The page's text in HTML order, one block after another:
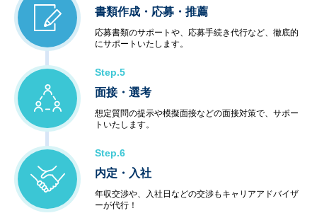
書類作成・応募・推薦
応募書類のサポートや、応募手続き代行など、徹底的
にサポートいたします。
Step.5
面接・選考
想定質問の提示や模擬面接などの面接対策で、サポー
トいたします。
Step.6
内定・入社
年収交渉や、入社日などの交渉もキャリアアドバイザ
ーが代行！